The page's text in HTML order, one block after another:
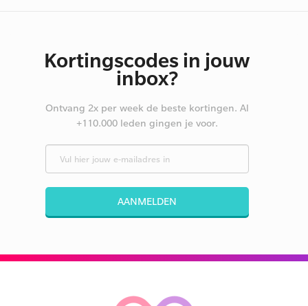
Kortingscodes in jouw
inbox?
Ontvang 2x per week de beste kortingen. Al
+110.000 leden gingen je voor.
AANMELDEN